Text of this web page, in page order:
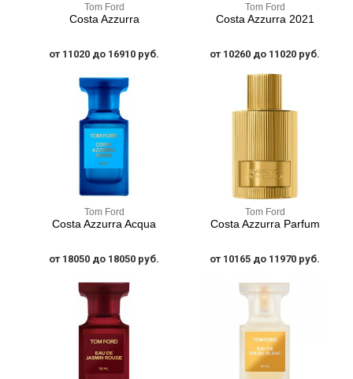
Tom Ford
Costa Azzurra
от 11020 до 16910 руб.
Tom Ford
Costa Azzurra 2021
от 10260 до 11020 руб.
Tom Ford
Costa Azzurra Acqua
от 18050 до 18050 руб.
Tom Ford
Costa Azzurra Parfum
от 10165 до 11970 руб.